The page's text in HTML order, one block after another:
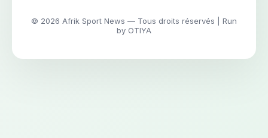
© 2026 Afrik Sport News — Tous droits réservés | Run
by OTIYA